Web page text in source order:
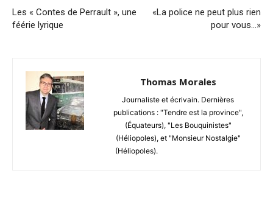
Les « Contes de Perrault », une
féérie lyrique
«La police ne peut plus rien
pour vous…»
Thomas Morales
Journaliste et écrivain. Dernières
publications : "Tendre est la province",
(Équateurs), "Les Bouquinistes"
(Héliopoles), et "Monsieur Nostalgie"
(Héliopoles).